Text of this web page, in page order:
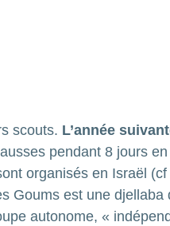
scouts. L’année
pendant 8 jours
organisés en Israël
Goums est une
autonome, «